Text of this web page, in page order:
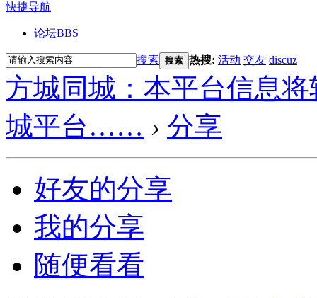
快捷导航
论坛BBS
搜索 搜索 热搜: 活动 交友 discuz
方城同城：本平台信息
城平台…… › 分享
好友的分享
我的分享
随便看看